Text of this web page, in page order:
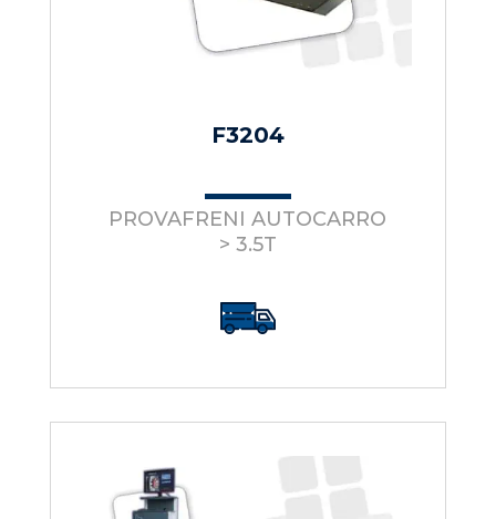
F3204
PROVAFRENI AUTOCARRO
> 3.5T